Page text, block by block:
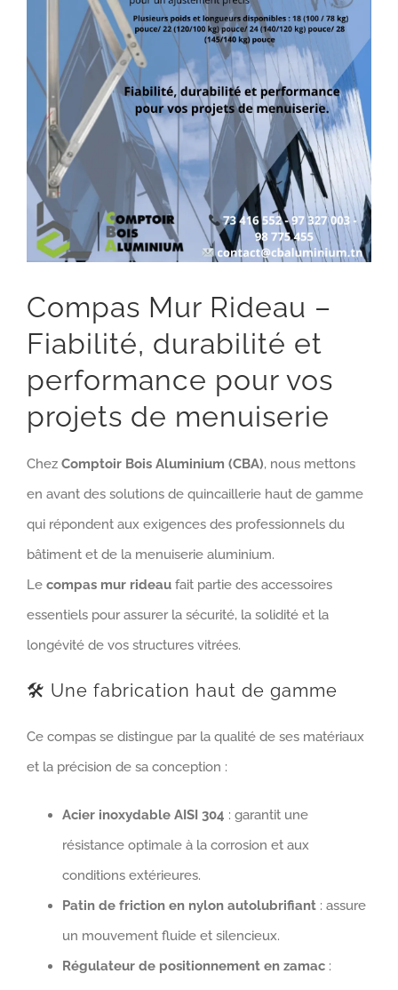
Compas Mur Rideau –
Fiabilité, durabilité et
performance pour vos
projets de menuiserie
Chez Comptoir Bois Aluminium (CBA), nous mettons
en avant des solutions de quincaillerie haut de gamme
qui répondent aux exigences des professionnels du
bâtiment et de la menuiserie aluminium.
Le compas mur rideaufait partie des accessoires
essentiels pour assurer la sécurité, la solidité et la
longévité de vos structures vitrées.
🛠️ Une fabrication haut de gamme
Ce compas se distingue par la qualité de ses matériaux
et la précision de sa conception :
Acier inoxydable AISI 304 : garantit une
résistance optimale à la corrosion et aux
conditions extérieures.
Patin de friction en nylon autolubrifiant: assure
un mouvement fluide et silencieux.
Régulateur de positionnement en zamac: